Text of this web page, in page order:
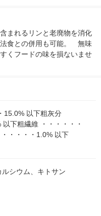
まれるリンと老廃物を消化
食との併用も可能。　無味
くフードの味を損ないませ
15.0% 以下粗灰分
以下粗繊維 ・・・・・・
・・・・1.0% 以下
シウム、キトサン